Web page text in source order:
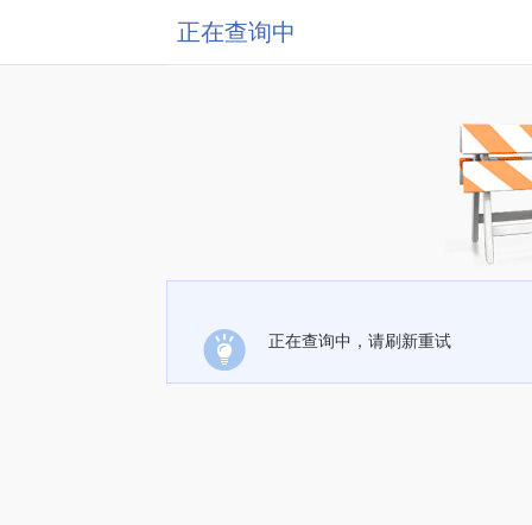
正在查询中
正在查询中，请刷新重试